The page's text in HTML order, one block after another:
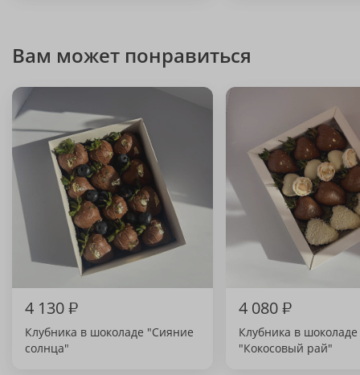
Вам может понравиться
4 130₽
Клубника в шоколаде "Сияние
солнца"
4 080₽
Клубника в шоколаде
"Кокосовый рай"